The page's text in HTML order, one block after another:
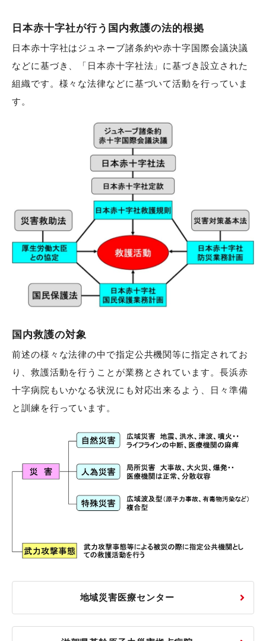
日本赤十字社が行う国内救護の法的根拠
日本赤十字社はジュネーブ諸条約や赤十字国際会議決議
などに基づき、「日本赤十字社法」に基づき設立された
組織です。様々な法律などに基づいて活動を行っていま
す。
国内救護の対象
前述の様々な法律の中で指定公共機関等に指定されてお
り、救護活動を行うことが業務とされています。長浜赤
十字病院もいかなる状況にも対応出来るよう、日々準備
と訓練を行っています。
地域災害医療センター